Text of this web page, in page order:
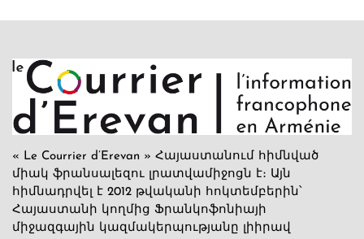
« Le Courrier d’Erevan » Հայաստանում հիմնված
միակ ֆրանսալեզու լրատվամիջոցն է։ Այն
հիմնադրվել է 2012 թվականի հոկտեմբերին՝
Հայաստանի կողմից Ֆրանկոֆոնիայի
միջազգային կազմակերպությանը լիիրավ